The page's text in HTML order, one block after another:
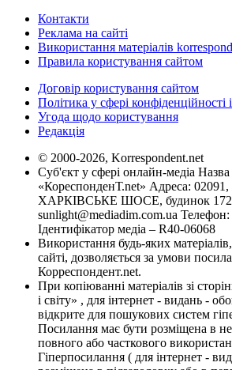
Контакти
Реклама на сайті
Використання матеріалів
Правила користування сайтом
Договір користування сайтом
Політика у сфері
Угода щодо користування
Редакція
© 2000-2026, Korrespondent.net
Суб'єкт у сфері онлайн-медіа
«КореспонденТ.net» Адреса: 02091,
ХАРКІВСЬКЕ ШОСЕ, будинок 172-
sunlight@mediadim.com.ua Телефон:
Ідентифікатор медіа – R40-06068
Використання будь-яких
сайті, дозволяється за умови
Корреспондент.net.
При копіюванні матеріалів зі
і світу» , для інтернет - видань -
відкрите для пошукових систем
Посилання має бути розміщена в
повного або часткового
Гіперпосилання ( для інтернет -